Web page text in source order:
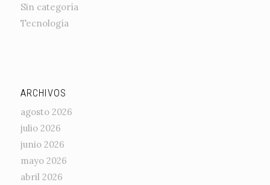
Sin categoría
Tecnología
ARCHIVOS
agosto 2026
julio 2026
junio 2026
mayo 2026
abril 2026